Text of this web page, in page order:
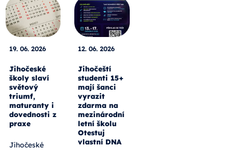
19. 06. 2026
Jihočeské
školy slaví
světový
triumf,
maturanty i
dovednosti z
praxe
Jihočeské
12. 06. 2026
Jihočeští
studenti 15+
mají šanci
vyrazit
zdarma na
mezinárodní
letní školu
Otestuj
vlastní DNA